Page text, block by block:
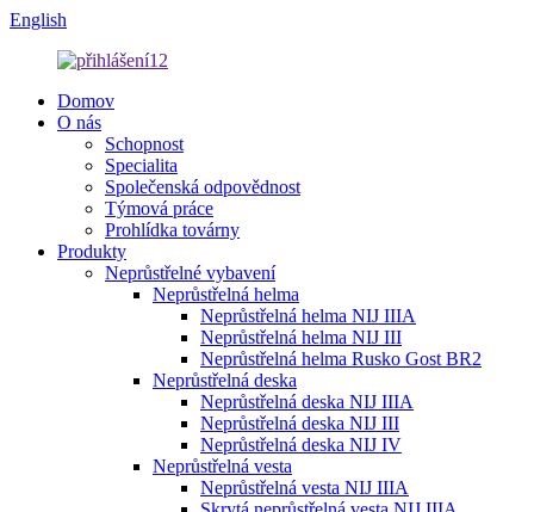
English
Domov
O nás
Schopnost
Specialita
Společenská odpovědnost
Týmová práce
Prohlídka továrny
Produkty
Neprůstřelné vybavení
Neprůstřelná helma
Neprůstřelná helma NIJ IIIA
Neprůstřelná helma NIJ III
Neprůstřelná helma Rusko Gost BR2
Neprůstřelná deska
Neprůstřelná deska NIJ IIIA
Neprůstřelná deska NIJ III
Neprůstřelná deska NIJ IV
Neprůstřelná vesta
Neprůstřelná vesta NIJ IIIA